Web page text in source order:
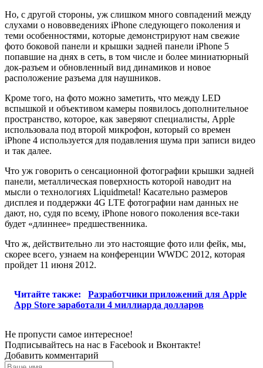
Но, с другой стороны, уж слишком много совпадений между
слухами о нововведениях iPhonе следующего поколения и
теми особенностями, которые демонстрируют нам свежие
фото боковой панели и крышки задней панели iPhone 5
попавшие на днях в сеть, в том числе и более миниатюрный
док-разъем и обновленный вид динамиков и новое
расположение разъема для наушников.
Кроме того, на фото можно заметить, что между LED
вспышкой и объективом камеры появилось дополнительное
пространство, которое, как заверяют специалисты, Apple
использовала под второй микрофон, который со времен
iPhone 4 используется для подавления шума при записи видео
и так далее.
Что уж говорить о сенсационной фотографии крышки задней
панели, металлическая поверхность которой наводит на
мысли о технологиях Liquidmetal! Касательно размеров
дисплея и поддержки 4G LTE фотографии нам данных не
дают, но, судя по всему, iPhone нового поколения все-таки
будет «длиннее» предшественника.
Что ж, действительно ли это настоящие фото или фейк, мы,
скорее всего, узнаем на конференции WWDC 2012, которая
пройдет 11 июня 2012.
Читайте также:
Разработчики приложений для Apple
App Store заработали 4 миллиарда долларов
Не пропусти самое интересное!
Подписывайтесь на нас в Facebook и Вконтакте!
Добавить комментарий